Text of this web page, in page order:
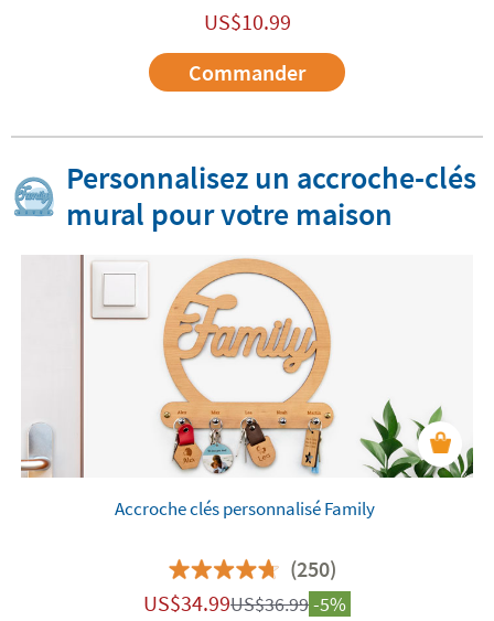
US$10.99
Commander
Personnalisez un accroche-clés
mural pour votre maison
Accroche clés personnalisé Family
(250)
US$34.99US$36.99-5%